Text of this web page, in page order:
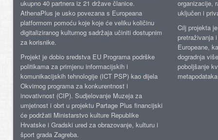
ukupno 40 partnera iz 21 države članice.
AthenaPlus je usko povezana s Europeana
platformom pomoću koje koje će veliku količinu
digitaliziranog kulturnog sadržaja učiniti dostupnim
za korisnike.
Projekt je dobio sredstva EU Programa podrške
politikama za primjenu informacijskih i
komunikacijskih tehnologije (ICT PSP) kao dijela
Okvirnog programa za konkurentnost i
inovativnost (CIP). Sudjelovanje Muzeja za
umjetnost i obrt u projektu Partage Plus financijski
će podržati Ministarstvo kulture Republike
Hrvatske i Gradski ured za obrazovanje, kulturu i
šport grada Zagreba.
organizacije,
uključen i
Cilj projekta
pretraživanja
Europeane,
dogradnja
poboljšanje